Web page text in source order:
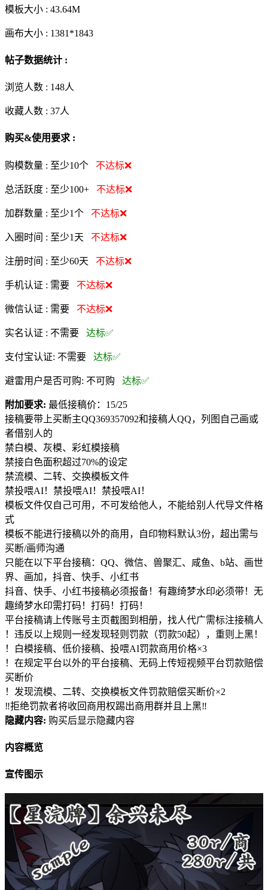
模板大小 : 43.64M
画布大小 : 1381*1843
帖子数据统计 :
浏览人数 : 148人
收藏人数 : 37人
购买&使用要求 :
购模数量 : 至少10个 不达标❌
总活跃度 : 至少100+ 不达标❌
加群数量 : 至少1个 不达标❌
入圈时间 : 至少1天 不达标❌
注册时间 : 至少60天 不达标❌
手机认证 : 需要 不达标❌
微信认证 : 需要 不达标❌
实名认证 : 不需要 达标✅
支付宝认证: 不需要 达标✅
避雷用户是否可购: 不可购 达标✅
附加要求: 最低接稿价：15/25
接稿要带上买断主QQ369357092和接稿人QQ，列图自己画或
者借别人的
禁白模、灰模、彩虹模接稿
禁接白色面积超过70%的设定
禁流模、二转、交换模板文件
禁投喂AI！禁投喂AI！禁投喂AI！
模板文件仅自己可用，不可发给他人，不能给别人代导文件格
式
模板不能进行接稿以外的商用，自印物料默认3份，超出需与
买断/画师沟通
只能在以下平台接稿：QQ、微信、兽聚汇、咸鱼、b站、画世
界、画加，抖音、快手、小红书
抖音、快手、小红书接稿必须报备！有趣绮梦水印必须带！无
趣绮梦水印需打码！打码！打码！
平台接稿请上传账号主页截图到相册，找人代广需标注接稿人
！违反以上规则一经发现轻则罚款（罚款50起），重则上黑！
！白模接稿、低价接稿、投喂AI罚款商用价格×3
！在规定平台以外的平台接稿、无码上传短视频平台罚款赔偿
买断价
！发现流模、二转、交换模板文件罚款赔偿买断价×2
‼拒绝罚款者将收回商用权踢出商用群并且上黑‼
隐藏内容: 购买后显示隐藏内容
内容概览
宣传图示